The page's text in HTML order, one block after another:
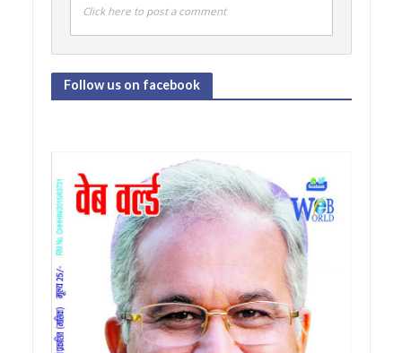
Click here to post a comment
Follow us on facebook